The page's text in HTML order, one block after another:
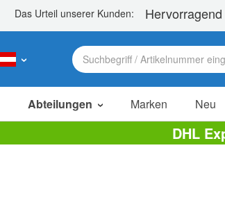
Abteilungen Marken Neu
DHL